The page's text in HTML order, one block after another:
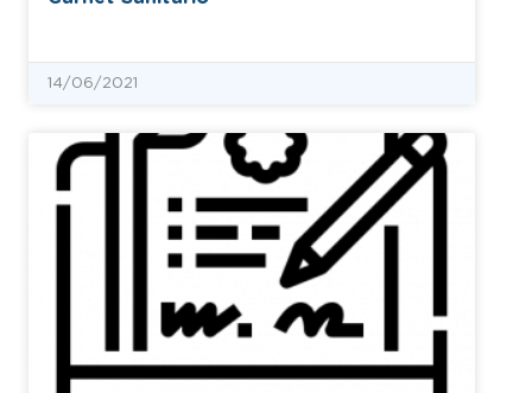
14/06/2021